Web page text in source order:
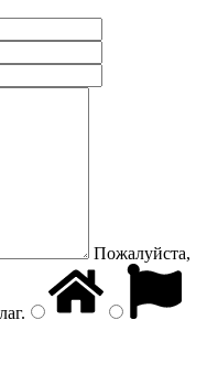
Пожалуйста,
.